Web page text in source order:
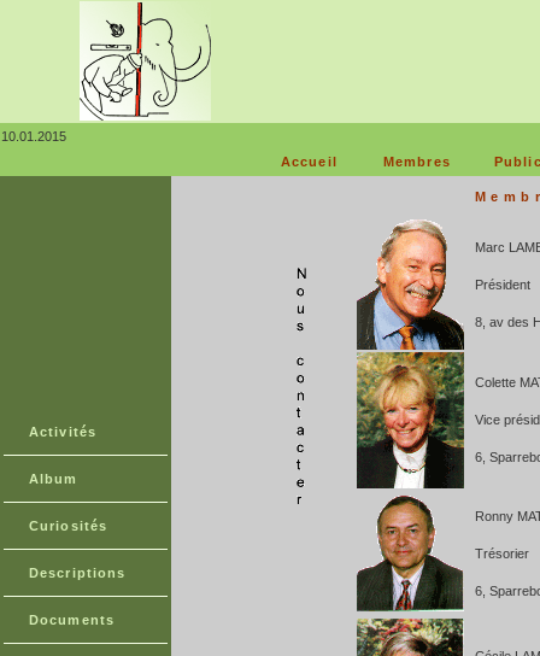
10.01.2015
Accueil
Membres
Activités
Album
Curiosités
Descriptions
Documents
Marc
Président
8, av des
Colette
Vice
6,
Ronny
Trésorier
6,